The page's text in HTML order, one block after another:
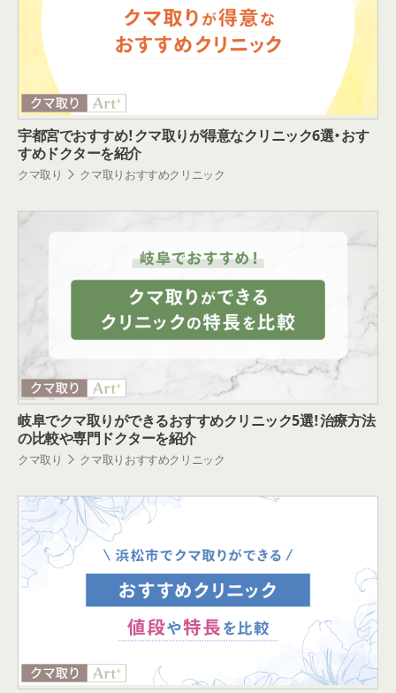
宇都宮でおすすめ！クマ取りが得意なクリニック6選・おす
すめドクターを紹介
クマ取り クマ取りおすすめクリニック
岐阜でクマ取りができるおすすめクリニック5選！治療方法
の比較や専門ドクターを紹介
クマ取り クマ取りおすすめクリニック